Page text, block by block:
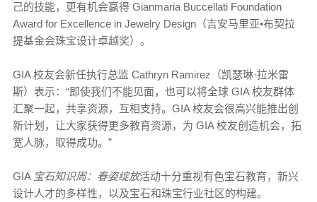
己的技能，更有机会赢得 Gianmaria Buccellati Foundation
Award for Excellence in Jewelry Design（吉安马里亚•布契拉
提基金会珠宝设计卓越奖）。
GIA 校友会新任执行总监 Cathryn Ramirez（凯瑟琳·拉米雷
斯）表示：“即使我们不能见面，也可以将全球 GIA 校友群体
汇聚一起，共享资源，互相支持。GIA 校友会很高兴能推出创
新计划，让大家获得更多教育资源，为 GIA 校友创造机会，拓
宽人脉，取得成功。”
GIA 宝石知识周：春姿绽放活动十分重视有色宝石教育，新兴
设计人才的多样性，以及宝石和珠宝行业社区的构建。